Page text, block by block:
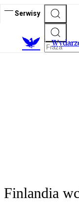
Serwisy
Finlandia